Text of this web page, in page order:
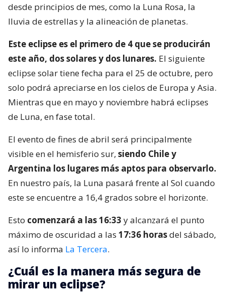
desde principios de mes, como la Luna Rosa, la
lluvia de estrellas y la alineación de planetas.
Este eclipse es el primero de 4 que se producirán
este año, dos solares y dos lunares. El siguiente
eclipse solar tiene fecha para el 25 de octubre, pero
solo podrá apreciarse en los cielos de Europa y Asia.
Mientras que en mayo y noviembre habrá eclipses
de Luna, en fase total.
El evento de fines de abril será principalmente
visible en el hemisferio sur, siendo Chile y
Argentina los lugares más aptos para observarlo.
En nuestro país, la Luna pasará frente al Sol cuando
este se encuentre a 16,4 grados sobre el horizonte.
Esto comenzará a las 16:33 y alcanzará el punto
máximo de oscuridad a las 17:36 horasdel sábado,
así lo informa La Tercera.
¿Cuál es la manera más segura de
mirar un eclipse?